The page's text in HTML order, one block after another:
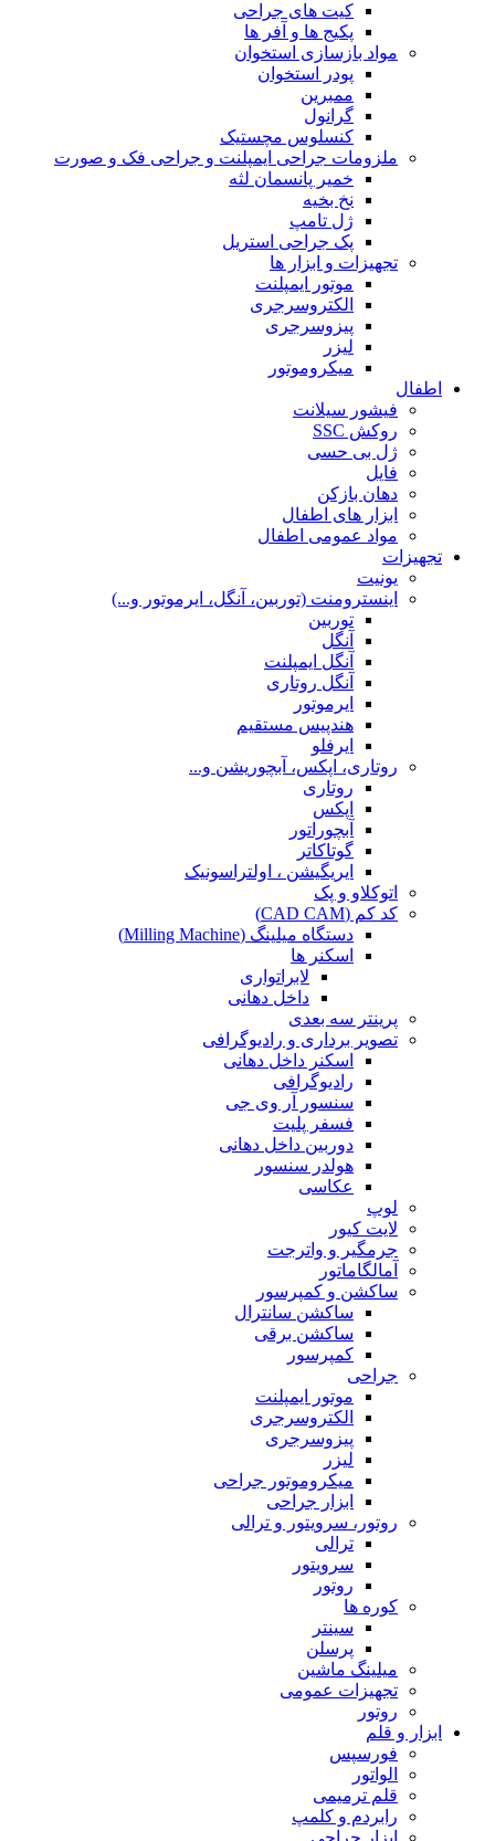
کیت های جراحی
پکیج ها و آفر ها
مواد بازسازی استخوان
پودر استخوان
ممبرین
گرانول
کنسلوس مچستیک
ملزومات جراحی ایمپلنت و جراحی فک و صورت
خمیر پانسمان لثه
نخ بخیه
ژل تامپ
پک جراحی استریل
تجهیزات و ابزار ها
موتور ایمپلنت
الکتروسرجری
پیزوسرجری
لیزر
میکروموتور
اطفال
فیشور سیلانت
روکش SSC
ژل بی حسی
فایل
دهان بازکن
ابزار های اطفال
مواد عمومی اطفال
تجهیزات
یونیت
اینسترومنت (توربین، آنگل، ایرموتور و...)
توربین
آنگل
آنگل ایمپلنت
آنگل روتاری
ایرموتور
هندپیس مستقیم
ایرفلو
روتاری، اپکس، آبچوریشن و...
روتاری
اپکس
آبچوراتور
گوتاکاتر
ایریگیشن ، اولتراسونیک
اتوکلاو و پک
کد کم (CAD CAM)
دستگاه میلینگ (Milling Machine)
اسکنر ها
لابراتواری
داخل دهانی
پرینتر سه بعدی
تصویر برداری و رادیوگرافی
اسکنر داخل دهانی
رادیوگرافی
سنسور آر وی جی
فسفر پلیت
دوربین داخل دهانی
هولدر سنسور
عکاسی
لوپ
لایت کیور
جرمگیر و واترجت
آمالگاماتور
ساکشن و کمپرسور
ساکشن سانترال
ساکشن برقی
کمپرسور
جراحی
موتور ایمپلنت
الکتروسرجری
پیزوسرجری
لیزر
میکروموتور جراحی
ابزار جراحی
روتور، سرویتور و ترالی
ترالی
سرویتور
روتور
کوره ها
سینتر
پرسلن
میلینگ ماشین
تجهیزات عمومی
روتور
ابزار و قلم
فورسپس
الواتور
قلم ترمیمی
رابردم و کلمپ
ابزار جراحی